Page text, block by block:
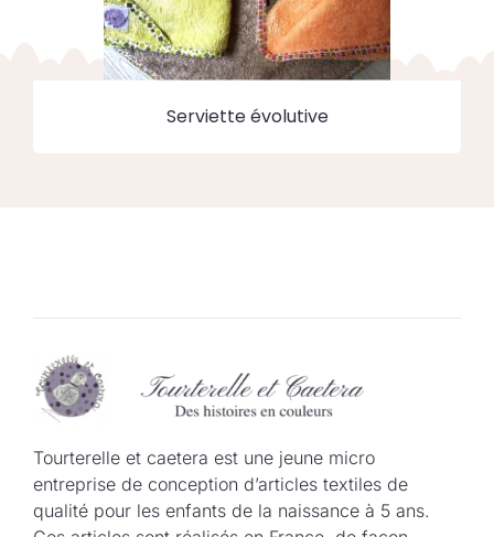
Serviette évolutive
Tourterelle et caetera est une jeune micro
entreprise de conception d’articles textiles de
qualité pour les enfants de la naissance à 5 ans.